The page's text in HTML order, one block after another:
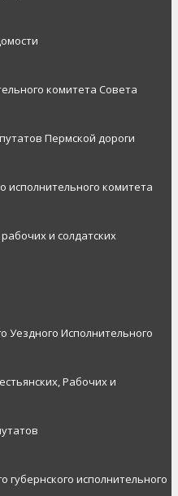
комитета Совета
Пермской дороги
исполнительного комитета
и солдатских
Уездного Исполнительного
Рабочих и
губернского исполнительного